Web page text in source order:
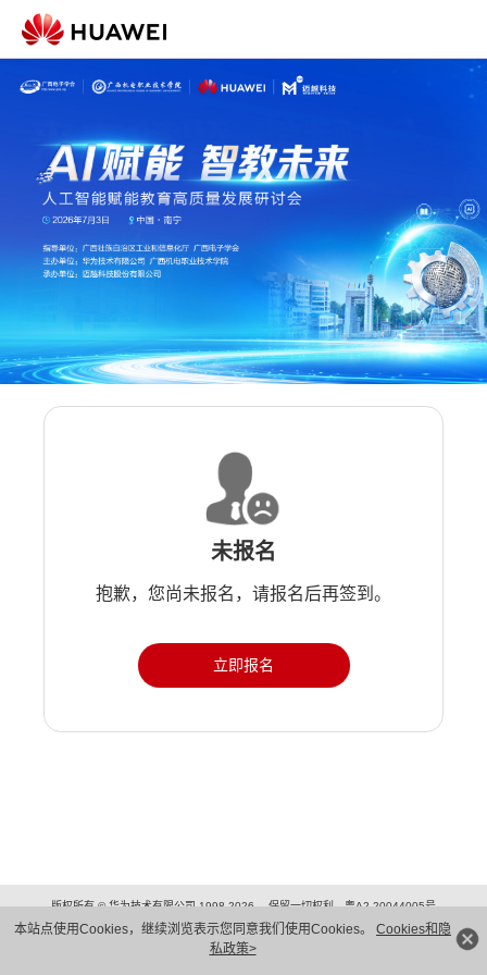
本站点使用Cookies，继续浏览表示您同意我们使用Cookies。 Cookies和隐
私政策>
未报名
抱歉，您尚未报名，请报名后再签到。
立即报名
版权所有 © 华为技术有限公司 1998-2026。 保留一切权利。粤A2-20044005号
隐私保护
法律声明